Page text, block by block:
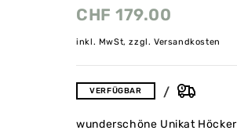
CHF 179.00
inkl. MwSt, zzgl. Versandkosten
VERFÜGBAR
wunderschöne Unikat